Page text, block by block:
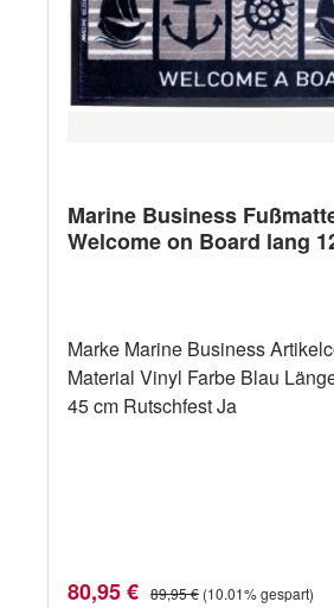
Marine Business
Welcome on Board lang
Marke Marine Business Artikelcode 9965
Material Vinyl Farbe Blau Länge 120 cm Breite
45 cm Rutschfest Ja
Verkaufspreis:
80,95 € Regulärer Preis:
89,95 € (10.01% gespart)